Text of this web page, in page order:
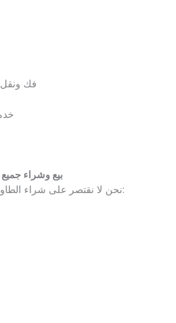
فك ونقل
بيع وشراء
نحن لا نقتصر على شراء الطاولات القديمة فقط، بل نقوم بشراء: